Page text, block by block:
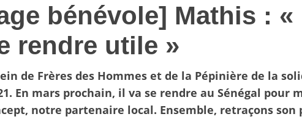
bénévole] Mathis : «
rendre utile »
de Frères des Hommes et de la Pépinière de la
En mars prochain, il va se rendre au Sénégal pour
notre partenaire local. Ensemble, retraçons son